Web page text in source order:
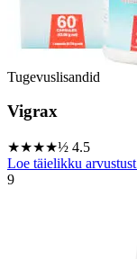
Tugevuslisandid
Vigrax
★★★★½ 4.5
Loe täielikku arvustust
9